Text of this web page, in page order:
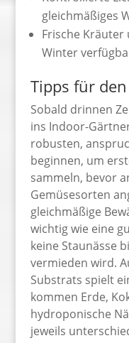
gleichmäßiges
Frische Kräuter
Winter
Tipps für
Sobald drinnen
ins Indoor-
robusten,
beginnen, um
sammeln, bevor
Gemüsesorten
gleichmäßige
wichtig wie eine
keine Staunässe
vermieden wird.
Substrats spielt
kommen Erde,
hydroponische
jeweils